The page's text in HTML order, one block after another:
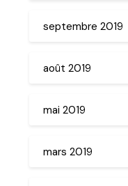
septembre 2019
août 2019
mai 2019
mars 2019